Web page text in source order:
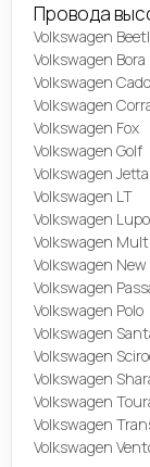
Провода
Volkswagen
Volkswagen Bora
Volkswagen
Volkswagen
Volkswagen Fox
Volkswagen Golf
Volkswagen Jetta
Volkswagen LT
Volkswagen Lupo
Volkswagen
Volkswagen New
Volkswagen
Volkswagen Polo
Volkswagen
Volkswagen
Volkswagen
Volkswagen
Volkswagen
Volkswagen